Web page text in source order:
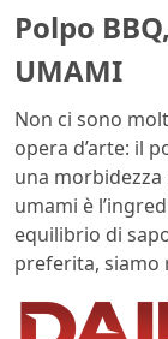
Polpo
UMAMI
Non ci sono
opera d’arte: il
una
umami è
equilibrio di
preferita, siamo